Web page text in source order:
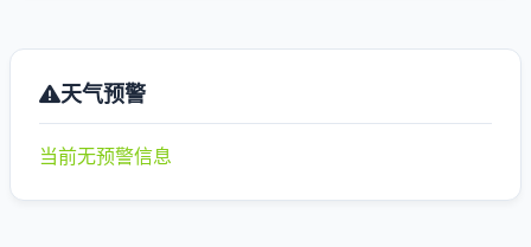
天气预警
当前无预警信息